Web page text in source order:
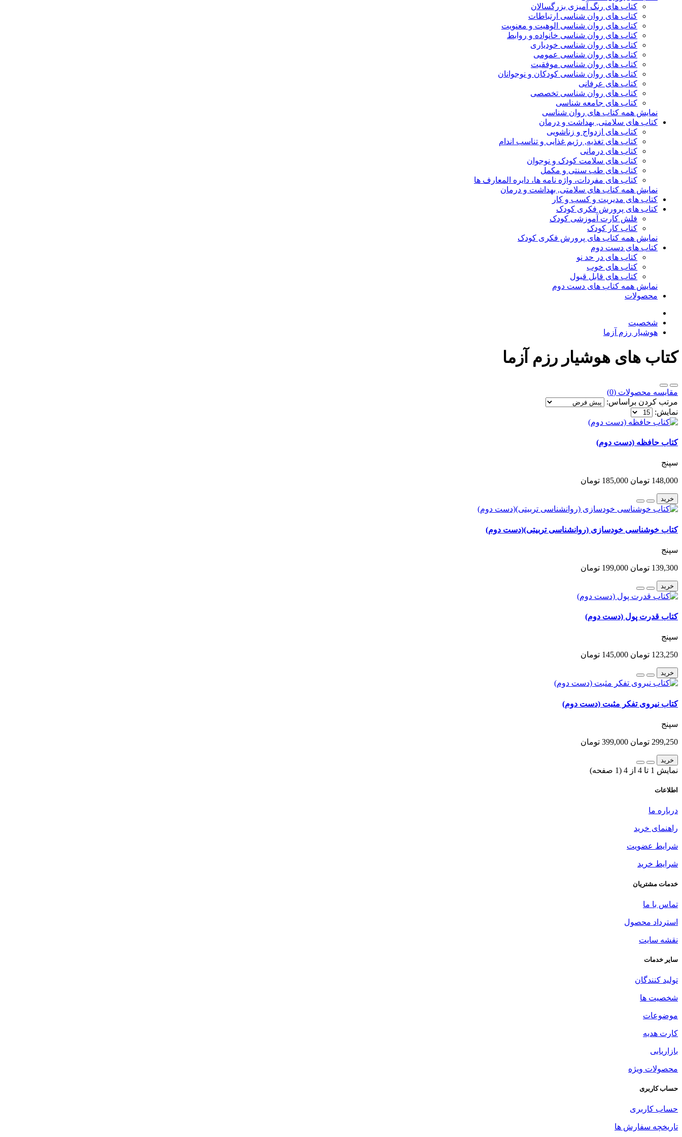
کتاب های رنگ آمیزی بزرگسالان
کتاب های روان شناسی ارتباطات
کتاب های روان شناسی الوهیت و معنویت
کتاب های روان شناسی خانواده و روابط
کتاب های روان شناسی خودیاری
کتاب های روان شناسی عمومی
کتاب های روان شناسی موفقیت
کتاب های روان شناسی کودکان و نوجوانان
کتاب های عرفانی
کتاب های روان شناسی تخصصی
کتاب های جامعه شناسی
نمایش همه کتاب های روان شناسی
کتاب های سلامتی, بهداشت و درمان
کتاب های ازدواج و زناشویی
کتاب های تغذیه, رژیم غذایی و تناسب اندام
کتاب های درمانی
کتاب های سلامت کودک و نوجوان
کتاب های طب سنتی و مکمل
کتاب های مفردات، واژه نامه ها، دایره المعارف ها
نمایش همه کتاب های سلامتی, بهداشت و درمان
کتاب های مدیریت و کسب و کار
کتاب های پرورش فکری کودک
فلش کارت آموزشی کودک
کتاب کار کودک
نمایش همه کتاب های پرورش فکری کودک
کتاب های دست دوم
کتاب های در حد نو
کتاب های خوب
کتاب های قابل قبول
نمایش همه کتاب های دست دوم
محصولات
شخصیت
هوشیار رزم آزما
کتاب های هوشیار رزم آزما
مقایسه محصولات (0)
مرتب کردن براساس:
نمایش:
کتاب حافظه (دست دوم)
سپنج
148,000 تومان 185,000 تومان
خرید
کتاب خوشناسی خودسازی (روانشناسی تربیتی)(دست دوم)
سپنج
139,300 تومان 199,000 تومان
خرید
کتاب قدرت پول (دست دوم)
سپنج
123,250 تومان 145,000 تومان
خرید
کتاب نیروی تفکر مثبت (دست دوم)
سپنج
299,250 تومان 399,000 تومان
خرید
نمایش 1 تا 4 از 4 (1 صفحه)
اطلاعات
درباره ما
راهنمای خرید
شرایط عضویت
شرایط خرید
خدمات مشتریان
تماس با ما
استرداد محصول
نقشه سایت
سایر خدمات
تولید کنندگان
شخصیت ها
موضوعات
کارت هدیه
بازاریابی
محصولات ویژه
حساب کاربری
حساب کاربری
تاریخچه سفارش ها